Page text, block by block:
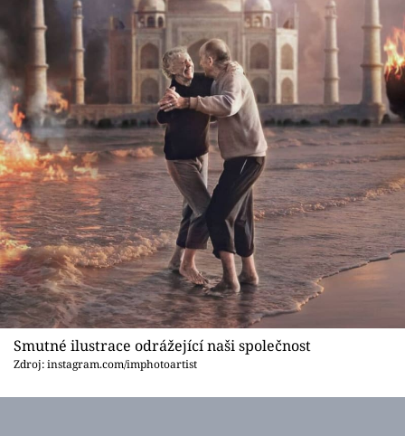
Smutné ilustrace odrážející naši společnost
Zdroj: instagram.com/imphotoartist